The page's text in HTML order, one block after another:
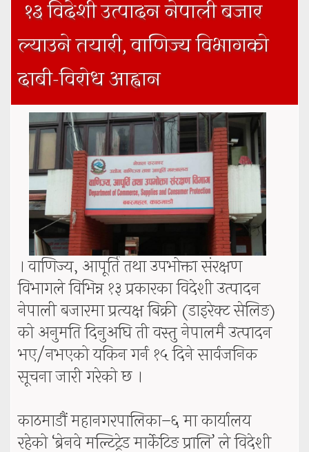
१३ विदेशी उत्पादन नेपाली बजार
ल्याउने तयारी, वाणिज्य विभागको
दाबी-विरोध आह्वान
। वाणिज्य, आपूर्ति तथा उपभोक्ता संरक्षण
विभागले विभिन्न १३ प्रकारका विदेशी उत्पादन
नेपाली बजारमा प्रत्यक्ष बिक्री (डाइरेक्ट सेलिङ)
को अनुमति दिनुअघि ती वस्तु नेपालमै उत्पादन
भए/नभएको यकिन गर्न १५ दिने सार्वजनिक
सूचना जारी गरेको छ ।
काठमाडौं महानगरपालिका–६ मा कार्यालय
रहेको ‘ब्रेनवे मल्टिट्रेड मार्केटिङ प्रालि’ ले विदेशी